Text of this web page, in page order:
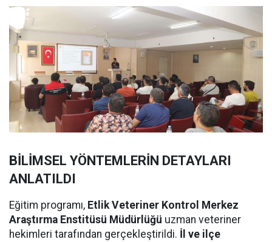
BİLİMSEL YÖNTEMLERİN DETAYLARI
ANLATILDI
Eğitim programı, Etlik Veteriner Kontrol Merkez
Araştırma Enstitüsü Müdürlüğü uzman veteriner
hekimleri tarafından gerçekleştirildi. İl ve ilçe